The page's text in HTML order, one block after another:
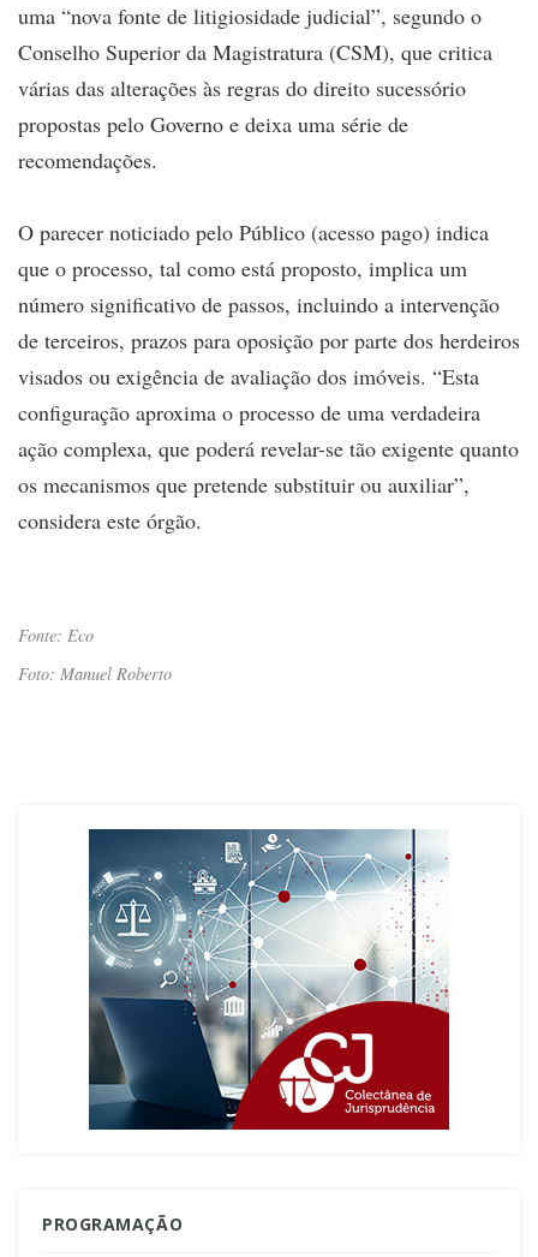
uma “nova fonte de litigiosidade judicial”, segundo o
Conselho Superior da Magistratura (CSM), que critica
várias das alterações às regras do direito sucessório
propostas pelo Governo e deixa uma série de
recomendações.
O parecer noticiado pelo Público (acesso pago) indica
que o processo, tal como está proposto, implica um
número significativo de passos, incluindo a intervenção
de terceiros, prazos para oposição por parte dos herdeiros
visados ou exigência de avaliação dos imóveis. “Esta
configuração aproxima o processo de uma verdadeira
ação complexa, que poderá revelar-se tão exigente quanto
os mecanismos que pretende substituir ou auxiliar”,
considera este órgão.
Fonte: Eco
Foto: Manuel Roberto
PROGRAMAÇÃO